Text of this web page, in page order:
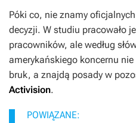
Póki co, nie znamy
decyzji. W studiu pracowało
pracowników, ale według
amerykańskiego koncernu
bruk, a znajdą posady w
Activision.
POWIĄZANE: